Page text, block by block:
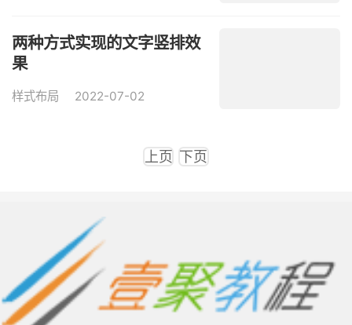
两种方式实现的文字竖排效
果
样式布局 2022-07-02
上页 下页